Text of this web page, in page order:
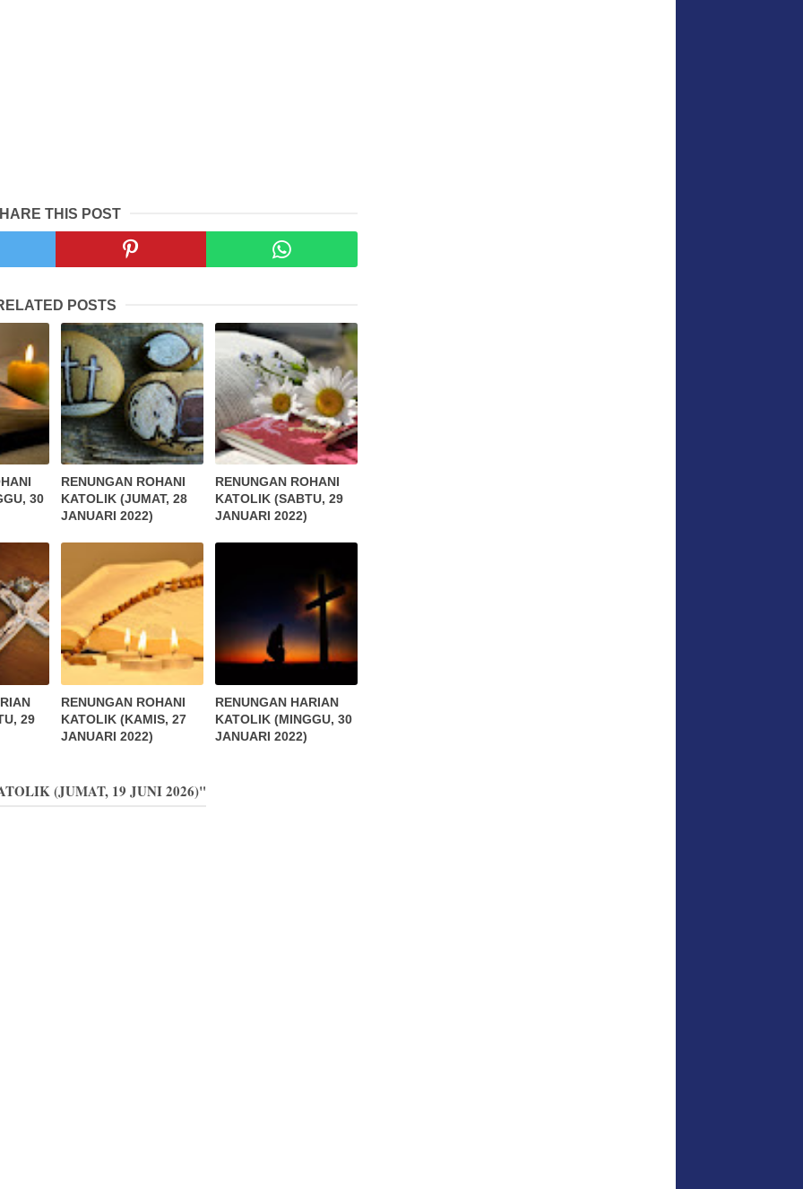
THIS POST
POSTS
30
RENUNGAN ROHANI
KATOLIK (JUMAT, 28
JANUARI 2022)
RENUNGAN ROHANI
KATOLIK (SABTU, 29
JANUARI 2022)
29
RENUNGAN ROHANI
KATOLIK (KAMIS, 27
JANUARI 2022)
RENUNGAN HARIAN
KATOLIK (MINGGU, 30
JANUARI 2022)
(JUMAT, 19 JUNI 2026)"